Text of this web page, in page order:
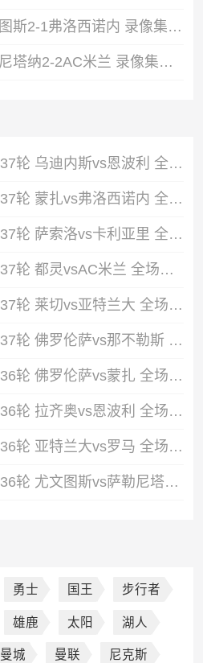
意甲第17轮 尤文图斯2-1弗洛西诺内 录像集锦视频
意甲第17轮 萨勒尼塔纳2-2AC米兰 录像集锦视频
05月19日 意甲第37轮 乌迪内斯vs恩波利 全场录像回放
05月19日 意甲第37轮 蒙扎vs弗洛西诺内 全场录像回放
05月19日 意甲第37轮 萨索洛vs卡利亚里 全场录像回放
05月19日 意甲第37轮 都灵vsAC米兰 全场录像回放
05月19日 意甲第37轮 莱切vs亚特兰大 全场录像回放
05月18日 意甲第37轮 佛罗伦萨vs那不勒斯 全场录像回放
05月14日 意甲第36轮 佛罗伦萨vs蒙扎 全场录像回放
05月12日 意甲第36轮 拉齐奥vs恩波利 全场录像回放
05月13日 意甲第36轮 亚特兰大vs罗马 全场录像回放
05月13日 意甲第36轮 尤文图斯vs萨勒尼塔纳 全场录像回放
勇士 国王 步行者
雄鹿 太阳 湖人
曼城 曼联 尼克斯